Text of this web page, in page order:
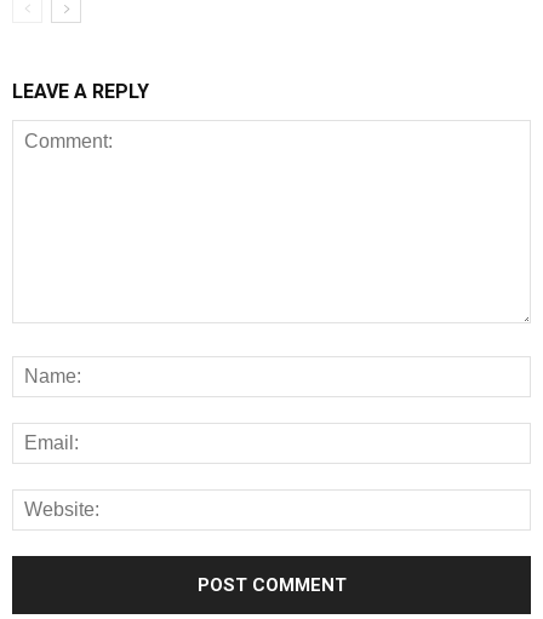
LEAVE A REPLY